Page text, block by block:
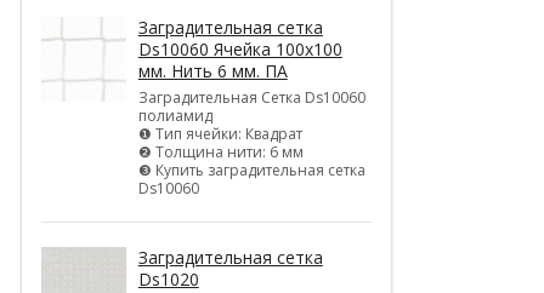
Заградительная сетка
Ds10060 Ячейка 100х100
мм. Нить 6 мм. ПА
Заградительная Сетка Ds10060
полиамид
❶ Тип ячейки: Квадрат
❷ Толщина нити: 6 мм
❸ Купить заградительная сетка
Ds10060
Заградительная сетка
Ds1020